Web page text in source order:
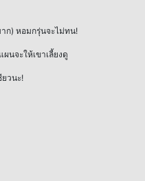
ก) หอมกรุ่นจะไม่ทน!
นจะให้เขาเลี้ยงดู
วนะ!